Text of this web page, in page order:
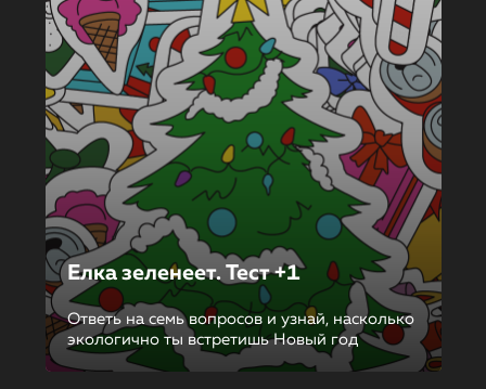
Елка зеленеет. Тест +1
Ответь на семь вопросов и узнай, насколько
экологично ты встретишь Новый год